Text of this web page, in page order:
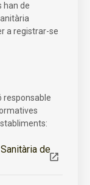
han de
a registrar-se
responsable
de